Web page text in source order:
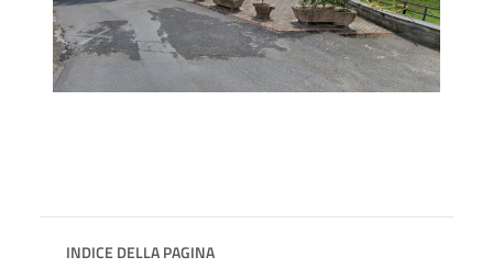
INDICE DELLA PAGINA